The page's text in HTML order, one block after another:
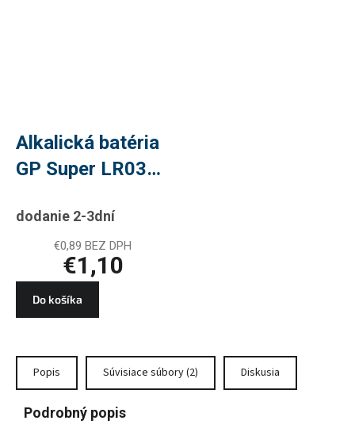
Alkalická batéria
GP Super LR03
dodanie 2-3dní
€0,89 BEZ DPH
€1,10
Do košíka
Popis Súvisiace súbory (2) Diskusia
Podrobný popis